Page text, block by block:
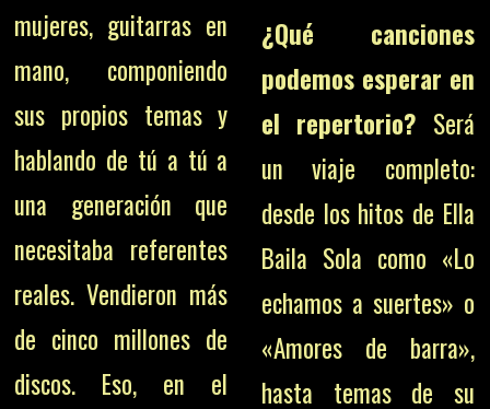
mujeres, guitarras en
mano, componiendo
sus propios temas y
hablando de tú a tú a
una generación que
necesitaba referentes
reales. Vendieron más
de cinco millones de
discos. Eso, en el
¿Qué canciones
podemos esperar en
el repertorio? Será
un viaje completo:
desde los hitos de Ella
Baila Sola como «Lo
echamos a suertes» o
«Amores de barra»,
hasta temas de su